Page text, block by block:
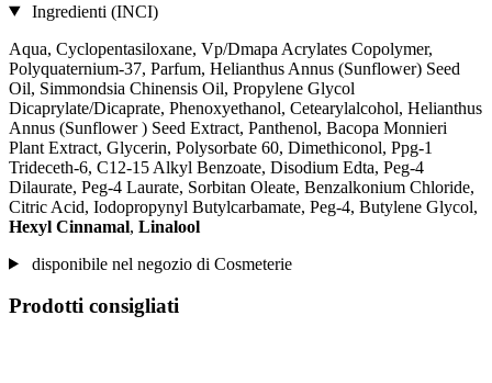
Ingredienti (INCI)
Aqua, Cyclopentasiloxane, Vp/Dmapa Acrylates Copolymer,
Polyquaternium-37, Parfum, Helianthus Annus (Sunflower) Seed
Oil, Simmondsia Chinensis Oil, Propylene Glycol
Dicaprylate/Dicaprate, Phenoxyethanol, Cetearylalcohol, Helianthus
Annus (Sunflower ) Seed Extract, Panthenol, Bacopa Monnieri
Plant Extract, Glycerin, Polysorbate 60, Dimethiconol, Ppg-1
Trideceth-6, C12-15 Alkyl Benzoate, Disodium Edta, Peg-4
Dilaurate, Peg-4 Laurate, Sorbitan Oleate, Benzalkonium Chloride,
Citric Acid, Iodopropynyl Butylcarbamate, Peg-4, Butylene Glycol,
Hexyl Cinnamal, Linalool
disponibile nel negozio di Cosmeterie
Prodotti consigliati